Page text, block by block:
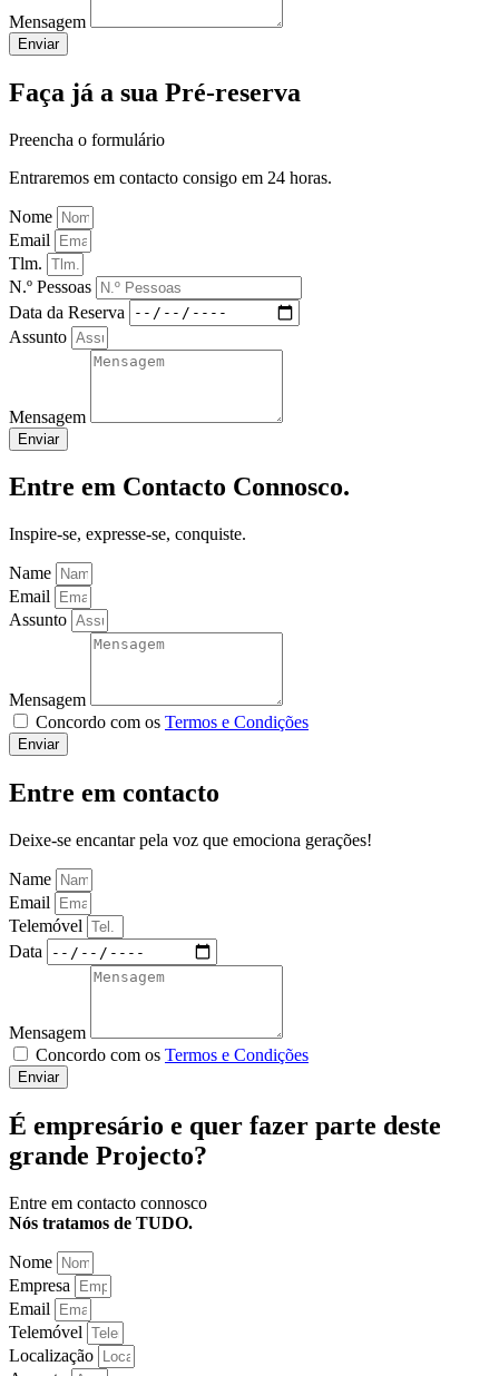
Mensagem
Enviar
Faça já a sua Pré-reserva
Preencha o formulário
Entraremos em contacto consigo em 24 horas.
Nome
Email
Tlm.
N.º Pessoas
Data da Reserva
Assunto
Mensagem
Enviar
Entre em Contacto Connosco.
Inspire-se, expresse-se, conquiste.
Name
Email
Assunto
Mensagem
Concordo com os Termos e Condições
Enviar
Entre em contacto
Deixe-se encantar pela voz que emociona gerações!
Name
Email
Telemóvel
Data
Mensagem
Concordo com os Termos e Condições
Enviar
É empresário e quer fazer parte deste
grande Projecto?
Entre em contacto connosco
Nós tratamos de TUDO.
Nome
Empresa
Email
Telemóvel
Localização